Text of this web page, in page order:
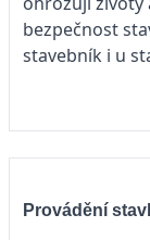
bezpečnost
stavebník i u
Provádění